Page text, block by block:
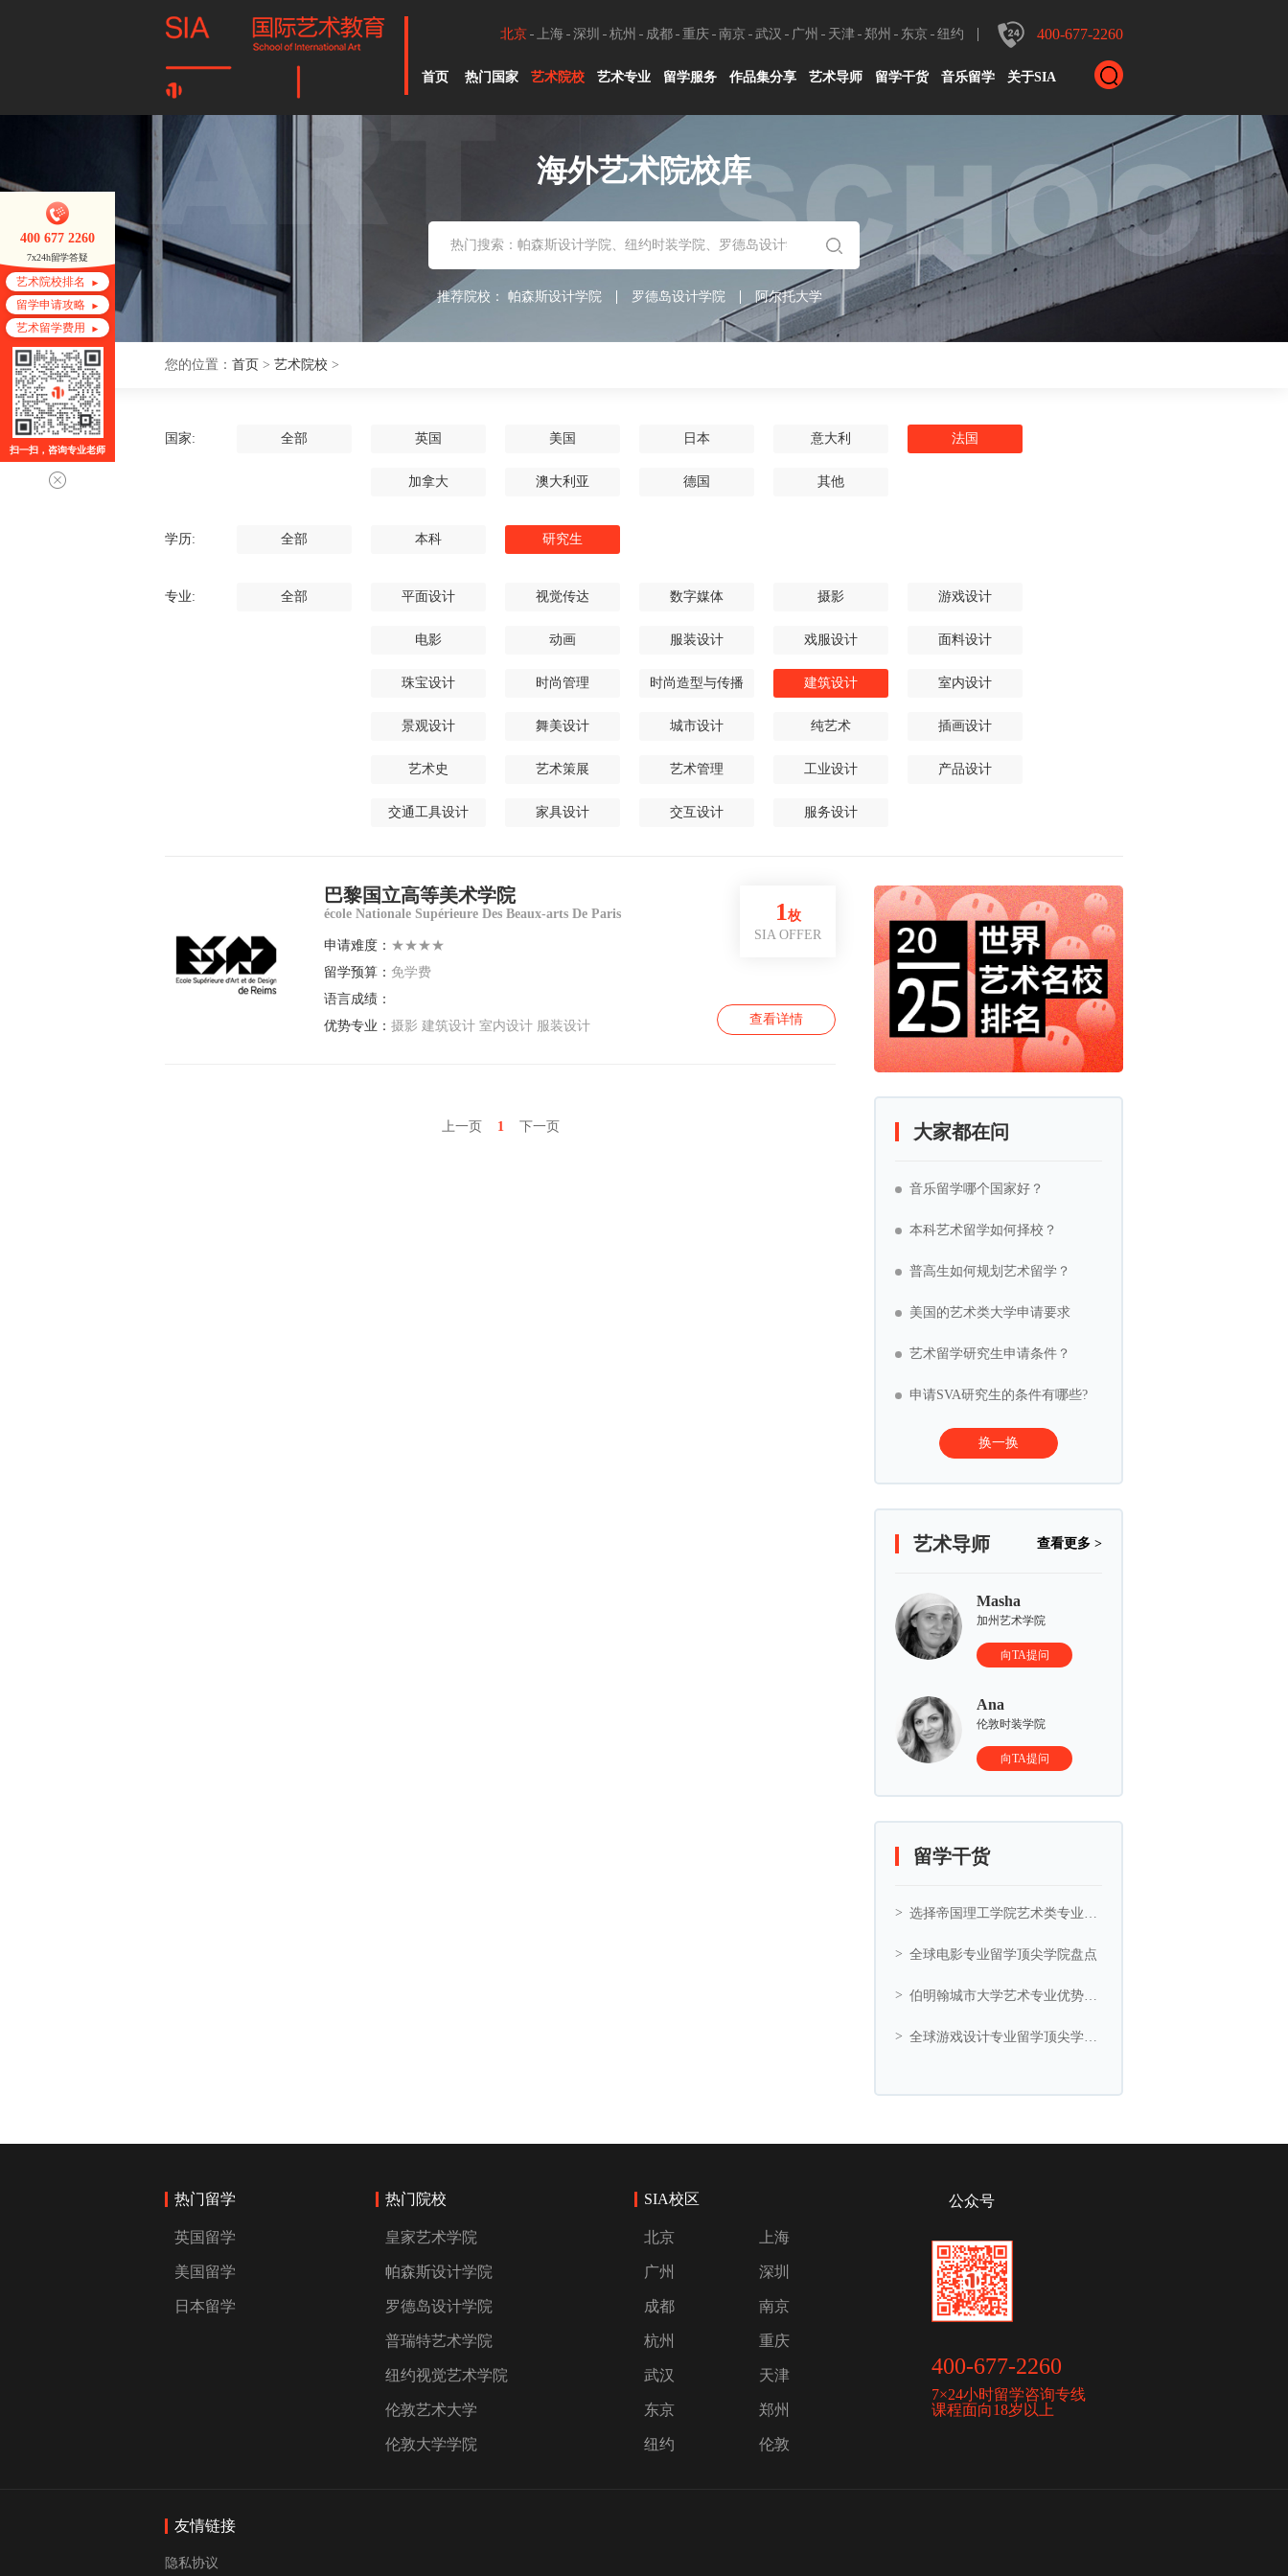
400-677-2260
北京 上海 深圳 杭州 成都 重庆 南京 武汉 广州 天津 郑州 东京 纽约
首页 热门国家 艺术院校 艺术专业 留学服务 作品集分享 艺术导师 留学干货 音乐留学 关于SIA
海外艺术院校库
推荐院校： 帕森斯设计学院 罗德岛设计学院 阿尔托大学
您的位置： 首页 > 艺术院校 >
国家: 全部 英国 美国 日本 意大利 法国
加拿大 澳大利亚 德国 其他
学历: 全部 本科 研究生
专业: 全部 平面设计 视觉传达 数字媒体 摄影 游戏设计
电影 动画 服装设计 戏服设计 面料设计
珠宝设计 时尚管理 时尚造型与传播 建筑设计 室内设计
景观设计 舞美设计 城市设计 纯艺术 插画设计
艺术史 艺术策展 艺术管理 工业设计 产品设计
交通工具设计 家具设计 交互设计 服务设计
查看详情
1枚
SIA OFFER
巴黎国立高等美术学院
école Nationale Supérieure Des Beaux-arts De Paris
申请难度： ★★★★
留学预算： 免学费
语言成绩：
优势专业： 摄影 建筑设计 室内设计 服装设计
上一页 1 下一页 大家都在问
音乐留学哪个国家好？
本科艺术留学如何择校？
普高生如何规划艺术留学？
美国的艺术类大学申请要求
艺术留学研究生申请条件？
申请SVA研究生的条件有哪些?
换一换
查看更多 >
艺术导师
Masha
加州艺术学院
向TA提问
Ana
伦敦时装学院
向TA提问
留学干货
选择帝国理工学院艺术类专业的5大理由
全球电影专业留学顶尖学院盘点
伯明翰城市大学艺术专业优势与艺术相关专业推荐
全球游戏设计专业留学顶尖学院盘点
热门留学
英国留学
美国留学
日本留学
热门院校
皇家艺术学院
帕森斯设计学院
罗德岛设计学院
普瑞特艺术学院
纽约视觉艺术学院
伦敦艺术大学
伦敦大学学院
SIA校区
北京 上海
广州 深圳
成都 南京
杭州 重庆
武汉 天津
东京 郑州
纽约 伦敦
公众号
400-677-2260
7×24小时留学咨询专线
课程面向18岁以上
友情链接
隐私协议
400 677 2260
7x24h留学答疑
艺术院校排名
留学申请攻略
艺术留学费用
扫一扫，咨询专业老师